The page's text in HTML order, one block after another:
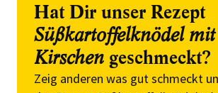
Hat Dir unser Rezept
Süßkartoffelknödel mit
Kirschen geschmeckt?
Zeig anderen was gut schmeckt